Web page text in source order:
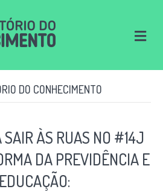
M
e
u
DO CONHECIMENTO
SAIR ÀS RUAS NO #14J
DA PREVIDÊNCIA E